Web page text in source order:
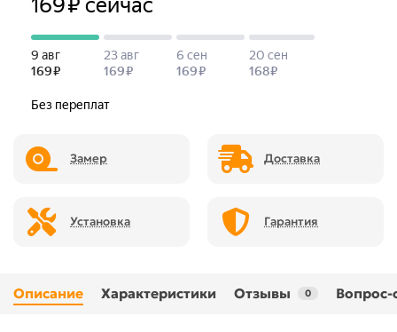
Замер Доставка
Установка Гарантия
Описание Характеристики Отзывы 0 Вопрос-